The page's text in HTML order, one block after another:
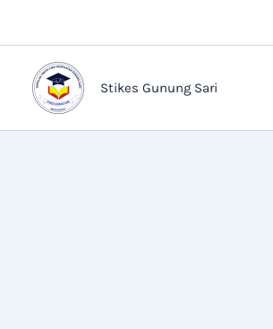
konten
Stikes Gunung Sari